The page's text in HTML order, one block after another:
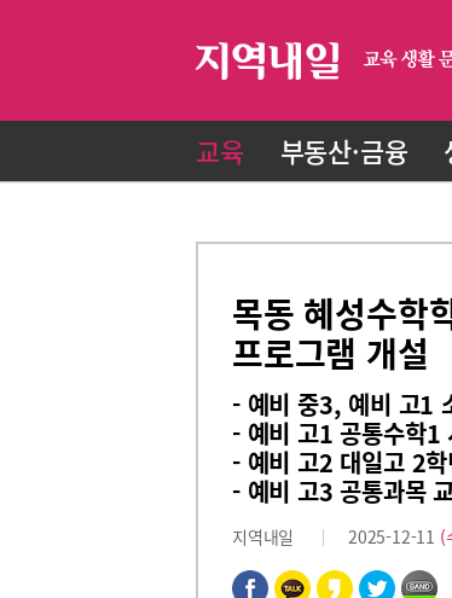
교육 부동산·금융
목동 혜성수학
프로그램 개설
- 예비 중3, 예비 고1
- 예비 고1 공통수학1
- 예비 고2 대일고 2
- 예비 고3 공통과목
지역내일 2025-12-11 (